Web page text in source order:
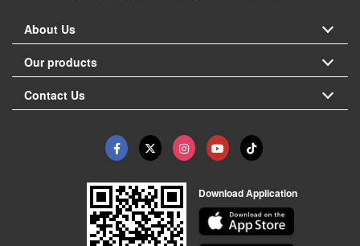
About Us
Our products
Contact Us
Download Application